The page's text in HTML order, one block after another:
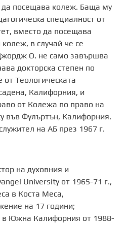
да посещава колеж. Баща му
специалност от
вместо да посещава
в случай че се
О. не само завършва
докторска степен по
от Теологическата
Калифорния, и
от Колежа по право на
във Фулъртън, Калифорния.
на АБ през 1967 г.
на духовния и
University от 1965-71 г.,
в Коста Меса,
на 17 години;
Южна Калифорния от 1988-